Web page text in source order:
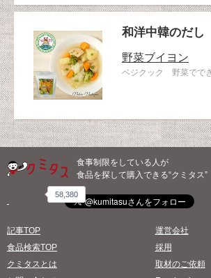
和洋中韓のだし
野菜ブイヨン
ベジクック 野菜でで
食事制限をしている人が
食品を探して購入できる“クミタス”
58,380
記事TOP
食品検索TOP
クミタスとは
運営会社
採用
取材のご依頼